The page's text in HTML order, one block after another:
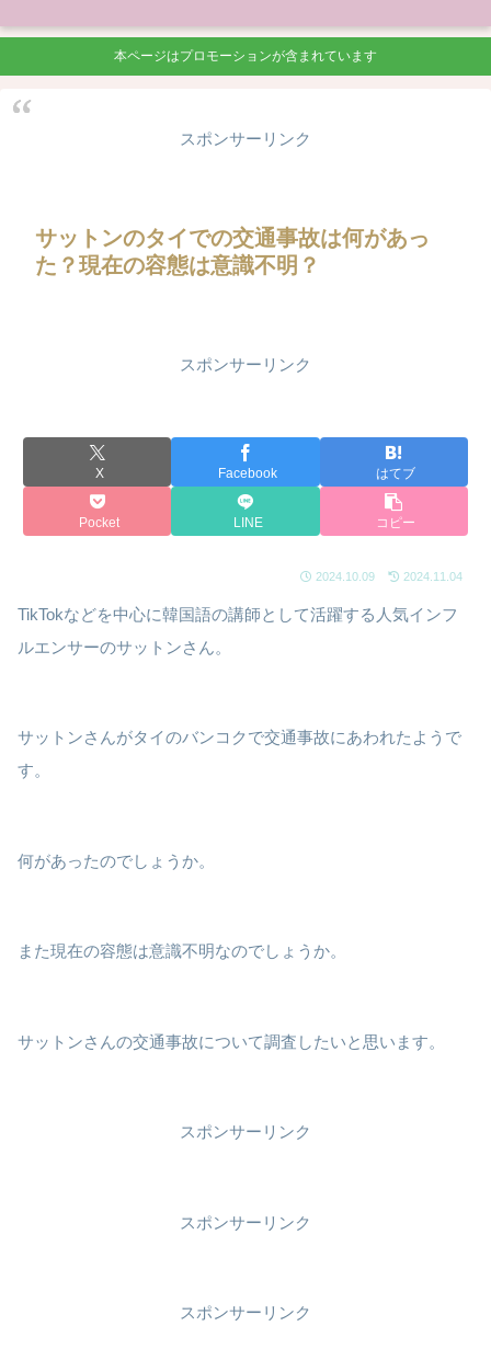
本ページはプロモーションが含まれています
スポンサーリンク
サットンのタイでの交通事故は何があっ
た？現在の容態は意識不明？
スポンサーリンク
X Facebook はてブ
Pocket LINE コピー
2024.10.09 2024.11.04
TikTokなどを中心に韓国語の講師として活躍する人気インフ
ルエンサーのサットンさん。
サットンさんがタイのバンコクで交通事故にあわれたようで
す。
何があったのでしょうか。
また現在の容態は意識不明なのでしょうか。
サットンさんの交通事故について調査したいと思います。
スポンサーリンク
スポンサーリンク
スポンサーリンク